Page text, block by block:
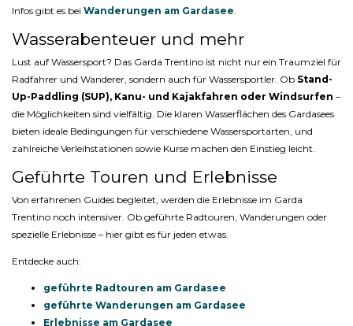
Infos gibt es bei Wanderungen am Gardasee
Wasserabenteuer und mehr
Lust auf Wassersport? Das Garda Trentino ist nicht nur ein Traumziel für
Radfahrer und Wanderer, sondern auch für Wassersportler. Ob Stand-
Up-Paddling (SUP), Kanu- und Kajakfahren oder Windsurfen –
die Möglichkeiten sind vielfältig. Die klaren Wasserflächen des Gardasees
bieten ideale Bedingungen für verschiedene Wassersportarten, und
zahlreiche Verleihstationen sowie Kurse machen den Einstieg leicht.
Geführte Touren und Erlebnisse
Von erfahrenen Guides begleitet, werden die Erlebnisse im Garda
Trentino noch intensiver. Ob geführte Radtouren, Wanderungen oder
spezielle Erlebnisse – hier gibt es für jeden etwas.
Entdecke auch:
geführte Radtouren am Gardasee
geführte Wanderungen am Gardasee
Erlebnisse am Gardasee